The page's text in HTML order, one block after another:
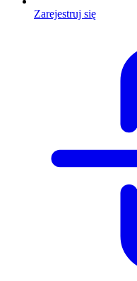
Zarejestruj się